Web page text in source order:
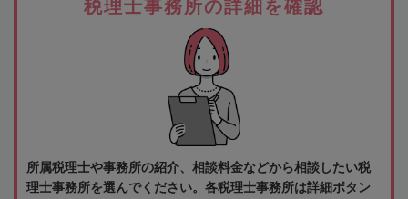
税理士事務所の詳細を確認
所属税理士や事務所の紹介、相談料金などから相談したい税
理士事務所を選んでください。各税理士事務所は詳細ボタン